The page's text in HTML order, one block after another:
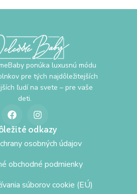
ponúka luxusnú módu
pre tých najdôležitejších
ľudí na svete – pre vaše
deti.
odkazy
osobných údajov
obchodné podmienky
súborov cookie (EÚ)